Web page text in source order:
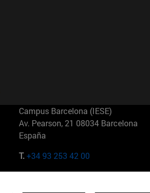
Campus Barcelona (IESE)
Av. Pearson, 21 08034 Barcelona
España
T.+34 93 253 42 00